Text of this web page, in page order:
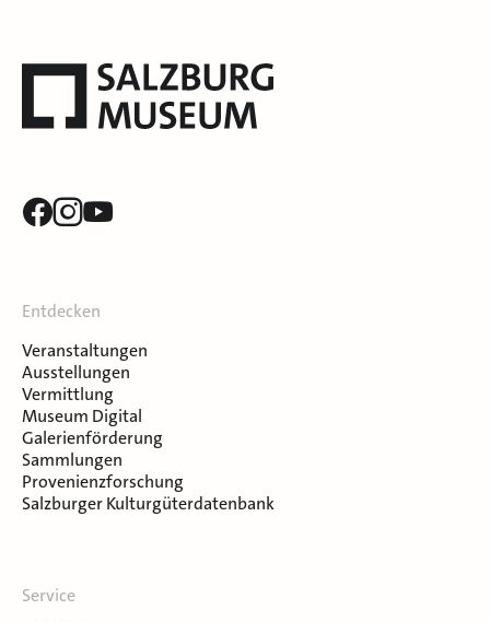
Entdecken
Veranstaltungen
Ausstellungen
Vermittlung
Museum Digital
Galerienförderung
Sammlungen
Provenienzforschung
Salzburger Kulturgüterdatenbank
Service